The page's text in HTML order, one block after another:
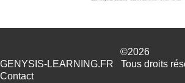
©2026
GENYSIS-LEARNING.FR
Tous droits
Contact